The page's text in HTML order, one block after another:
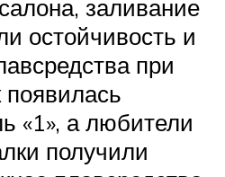
заливание
остойчивость и
при
появилась
«1», а любители
получили